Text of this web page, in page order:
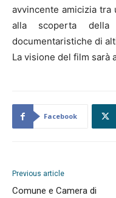
avvincente amicizia tra
alla scoperta della
documentaristiche di
La visione del film sarà
Facebook
Previous article
Comune e Camera di